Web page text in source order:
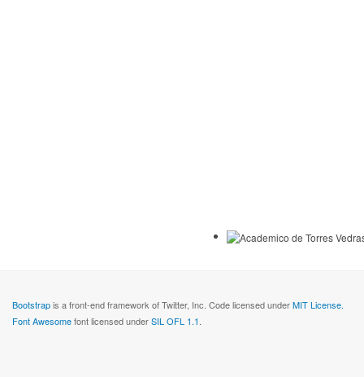
Bootstrapis a front-end framework of Twitter, Inc. Code licensed underMIT License.
Font Awesomefont licensed underSIL OFL 1.1